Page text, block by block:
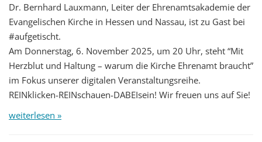
Dr. Bernhard Lauxmann, Leiter der Ehrenamtsakademie der
Evangelischen Kirche in Hessen und Nassau, ist zu Gast bei
#aufgetischt.
Am Donnerstag, 6. November 2025, um 20 Uhr, steht “Mit
Herzblut und Haltung – warum die Kirche Ehrenamt braucht”
im Fokus unserer digitalen Veranstaltungsreihe.
REINklicken-REINschauen-DABEIsein! Wir freuen uns auf Sie!
weiterlesen »